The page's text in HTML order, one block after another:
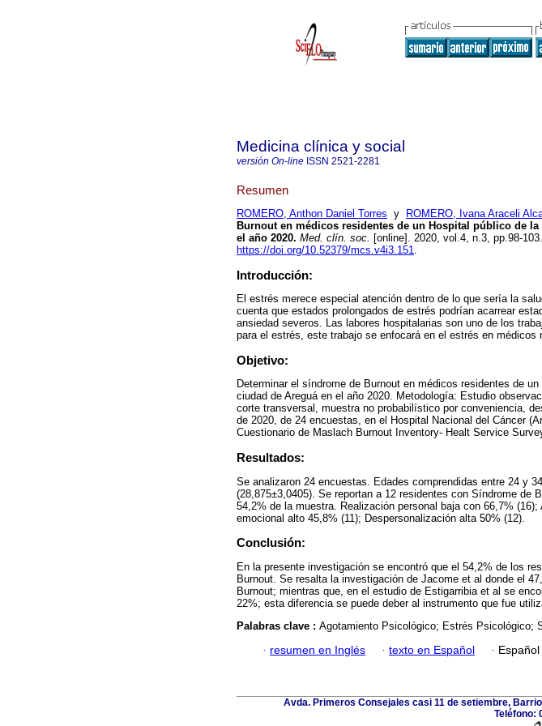
Medicina clínica y social
versión On-line ISSN 2521-2281
Resumen
ROMERO, Anthon Daniel Torres y ROMERO, Ivana Araceli
Burnout en médicos residentes de un Hospital público de la
el año 2020. Med. clín. soc. [online]. 2020, vol.4, n.3, pp.98-
https://doi.org/10.52379/mcs.v4i3.151.
Introducción:
El estrés merece especial atención dentro de lo que sería la
cuenta que estados prolongados de estrés podrían acarrear
ansiedad severos. Las labores hospitalarias son uno de los
para el estrés, este trabajo se enfocará en el estrés en médicos
Objetivo:
Determinar el síndrome de Burnout en médicos residentes de
ciudad de Areguá en el año 2020. Metodología: Estudio
corte transversal, muestra no probabilístico por conveniencia,
de 2020, de 24 encuestas, en el Hospital Nacional del Cáncer
Cuestionario de Maslach Burnout Inventory- Healt Service
Resultados:
Se analizaron 24 encuestas. Edades comprendidas entre 24 y
(28,875±3,0405). Se reportan a 12 residentes con Síndrome de
54,2% de la muestra. Realización personal baja con 66,7% (16);
emocional alto 45,8% (11); Despersonalización alta 50% (12).
Conclusión:
En la presente investigación se encontró que el 54,2% de los
Burnout. Se resalta la investigación de Jacome et al donde el
Burnout; mientras que, en el estudio de Estigarribia et al se
22%; esta diferencia se puede deber al instrumento que fue
Palabras clave : Agotamiento Psicológico; Estrés Psicológico;
· resumen en Inglés · texto en Español · Español
Avda. Primeros Consejales casi 11 de setiembre,
Teléfono: